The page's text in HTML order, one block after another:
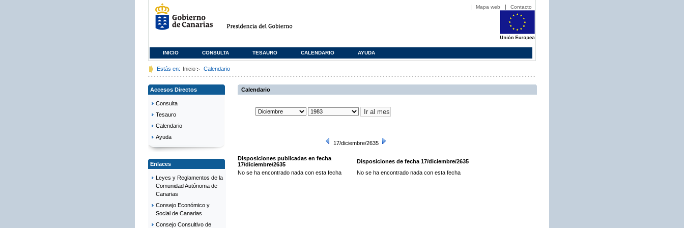
Mapa web Contacto
INICIO CONSULTA TESAURO CALENDARIO AYUDA
Estás en: Inicio Calendario
Accesos Directos
Consulta
Tesauro
Calendario
Ayuda
Enlaces
Leyes y Reglamentos de la
Comunidad Autónoma de
Canarias
Consejo Económico y
Social de Canarias
Consejo Consultivo de
Calendario
17/diciembre/2635
Disposiciones publicadas en fecha
17/diciembre/2635
Disposiciones de fecha 17/diciembre/2635
No se ha encontrado nada con esta fecha
No se ha encontrado nada con esta fecha